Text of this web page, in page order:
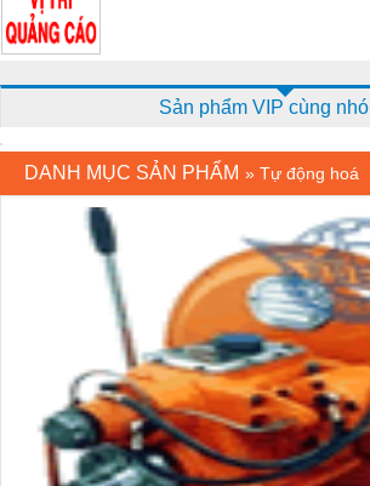
Sản phẩm VIP cùng
DANH MỤC SẢN PHẨM » Tự động hoá